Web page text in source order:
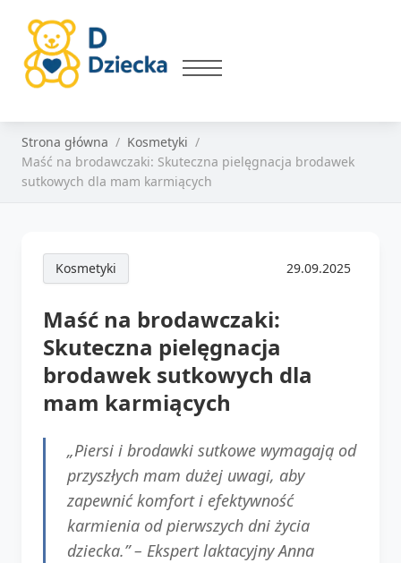
Strona główna
Kosmetyki
Maść na brodawczaki: Skuteczna pielęgnacja brodawek
sutkowych dla mam karmiących
Kosmetyki 29.09.2025
Maść na brodawczaki:
Skuteczna pielęgnacja
brodawek sutkowych dla
mam karmiących
„Piersi i brodawki sutkowe wymagają od
przyszłych mam dużej uwagi, aby
zapewnić komfort i efektywność
karmienia od pierwszych dni życia
dziecka.” – Ekspert laktacyjny Anna